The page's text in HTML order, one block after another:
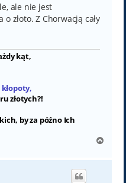
ale nie jest
złoto. Z Chorwacją cały
kąt,
złotych?!
by za późno Ich
g